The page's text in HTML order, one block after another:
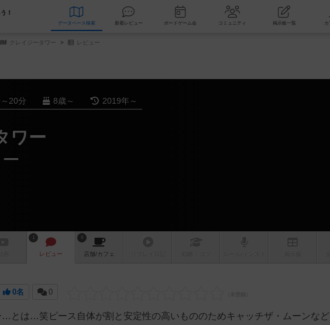
！
データベース 検索 新着レビュー ボードゲーム会 コミュニティ 掲
クレイジータワー レビュー
20分 8歳～ 2019年～
ワー
1
レビュー
6
店舗/カフェ
0名 0
…とは…笑ピース自体が割と安定性の高いもののためキャッチザ・ムーンな